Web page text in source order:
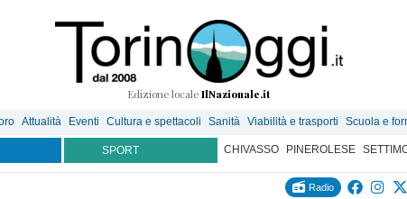
Edizione locale IlNazionale.it
Attualità Eventi Cultura e spettacoli Sanità Viabilità e trasporti Scuola e
SPORT CHIVASSO PINEROLESE
Radio